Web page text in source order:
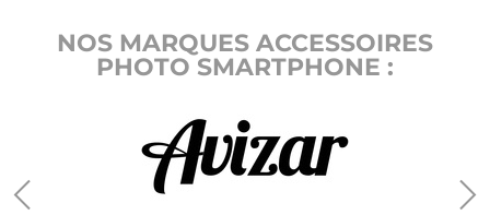
NOS MARQUES ACCESSOIRES
PHOTO SMARTPHONE :